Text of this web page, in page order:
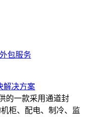
包服务
解决方案
的一款采用通道封
柜、配电、制冷、监